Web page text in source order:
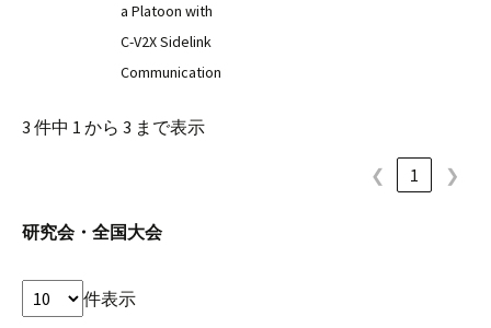
a Platoon with
C-V2X Sidelink
Communication
3 件中 1 から 3 まで表示
❮ 1 ❯
研究会・全国大会
件表示